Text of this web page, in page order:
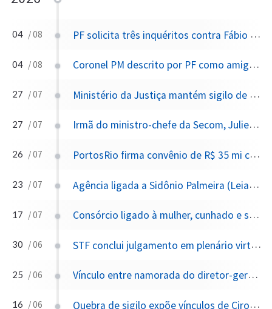
04 / 08 PF solicita três inquéritos contra Fábio Luís Lula da Silva (Lulinha); sorteio eletrônico distribui dois a André Mendonça e um a Flávio Dino
04 / 08 Coronel PM descrito por PF como amigo de operadores financeiros do PCC chefiou assessoria militar da SSP-SP durante gestão de Alexandre de Moraes
27 / 07 Ministério da Justiça mantém sigilo de 100 anos sobre lista de visitantes de Daniel Vorcaro na PF
27 / 07 Irmã do ministro-chefe da Secom, Julieta Palmeira, ex-presidenta da Bahiafarma, assessora a Finep no Complexo Econômico-Industrial da Saúde
26 / 07 PortosRio firma convênio de R$ 35 mi com UFRJ; 305 de 544 bolsistas têm vínculo político com base de Waguinho (Belford Roxo/RJ)
23 / 07 Agência ligada a Sidônio Palmeira (Leiaute) teria fechado R$ 1,5 bi em contratos de publicidade com governos do PT na Bahia (2009-2026)
17 / 07 Consórcio ligado à mulher, cunhado e sogro do ministro do TCU Bruno Dantas vence licitação de R$ 1 bi no Porto de Santos; Autoridade Portuária defende edital com acórdão redigido pelo próprio Dantas
30 / 06 STF conclui julgamento em plenário virtual extraordinário e libera parte dos penduricalhos restringidos em março/2026; estende quinquênio a aposentados e pensionistas
25 / 06 Vínculo entre namorada do diretor-geral da PF e empresa do ecossistema Vorcaro
16 / 06 Quebra de sigilo expõe vínculos de Ciro Nogueira e Hugo Motta com Vorcaro